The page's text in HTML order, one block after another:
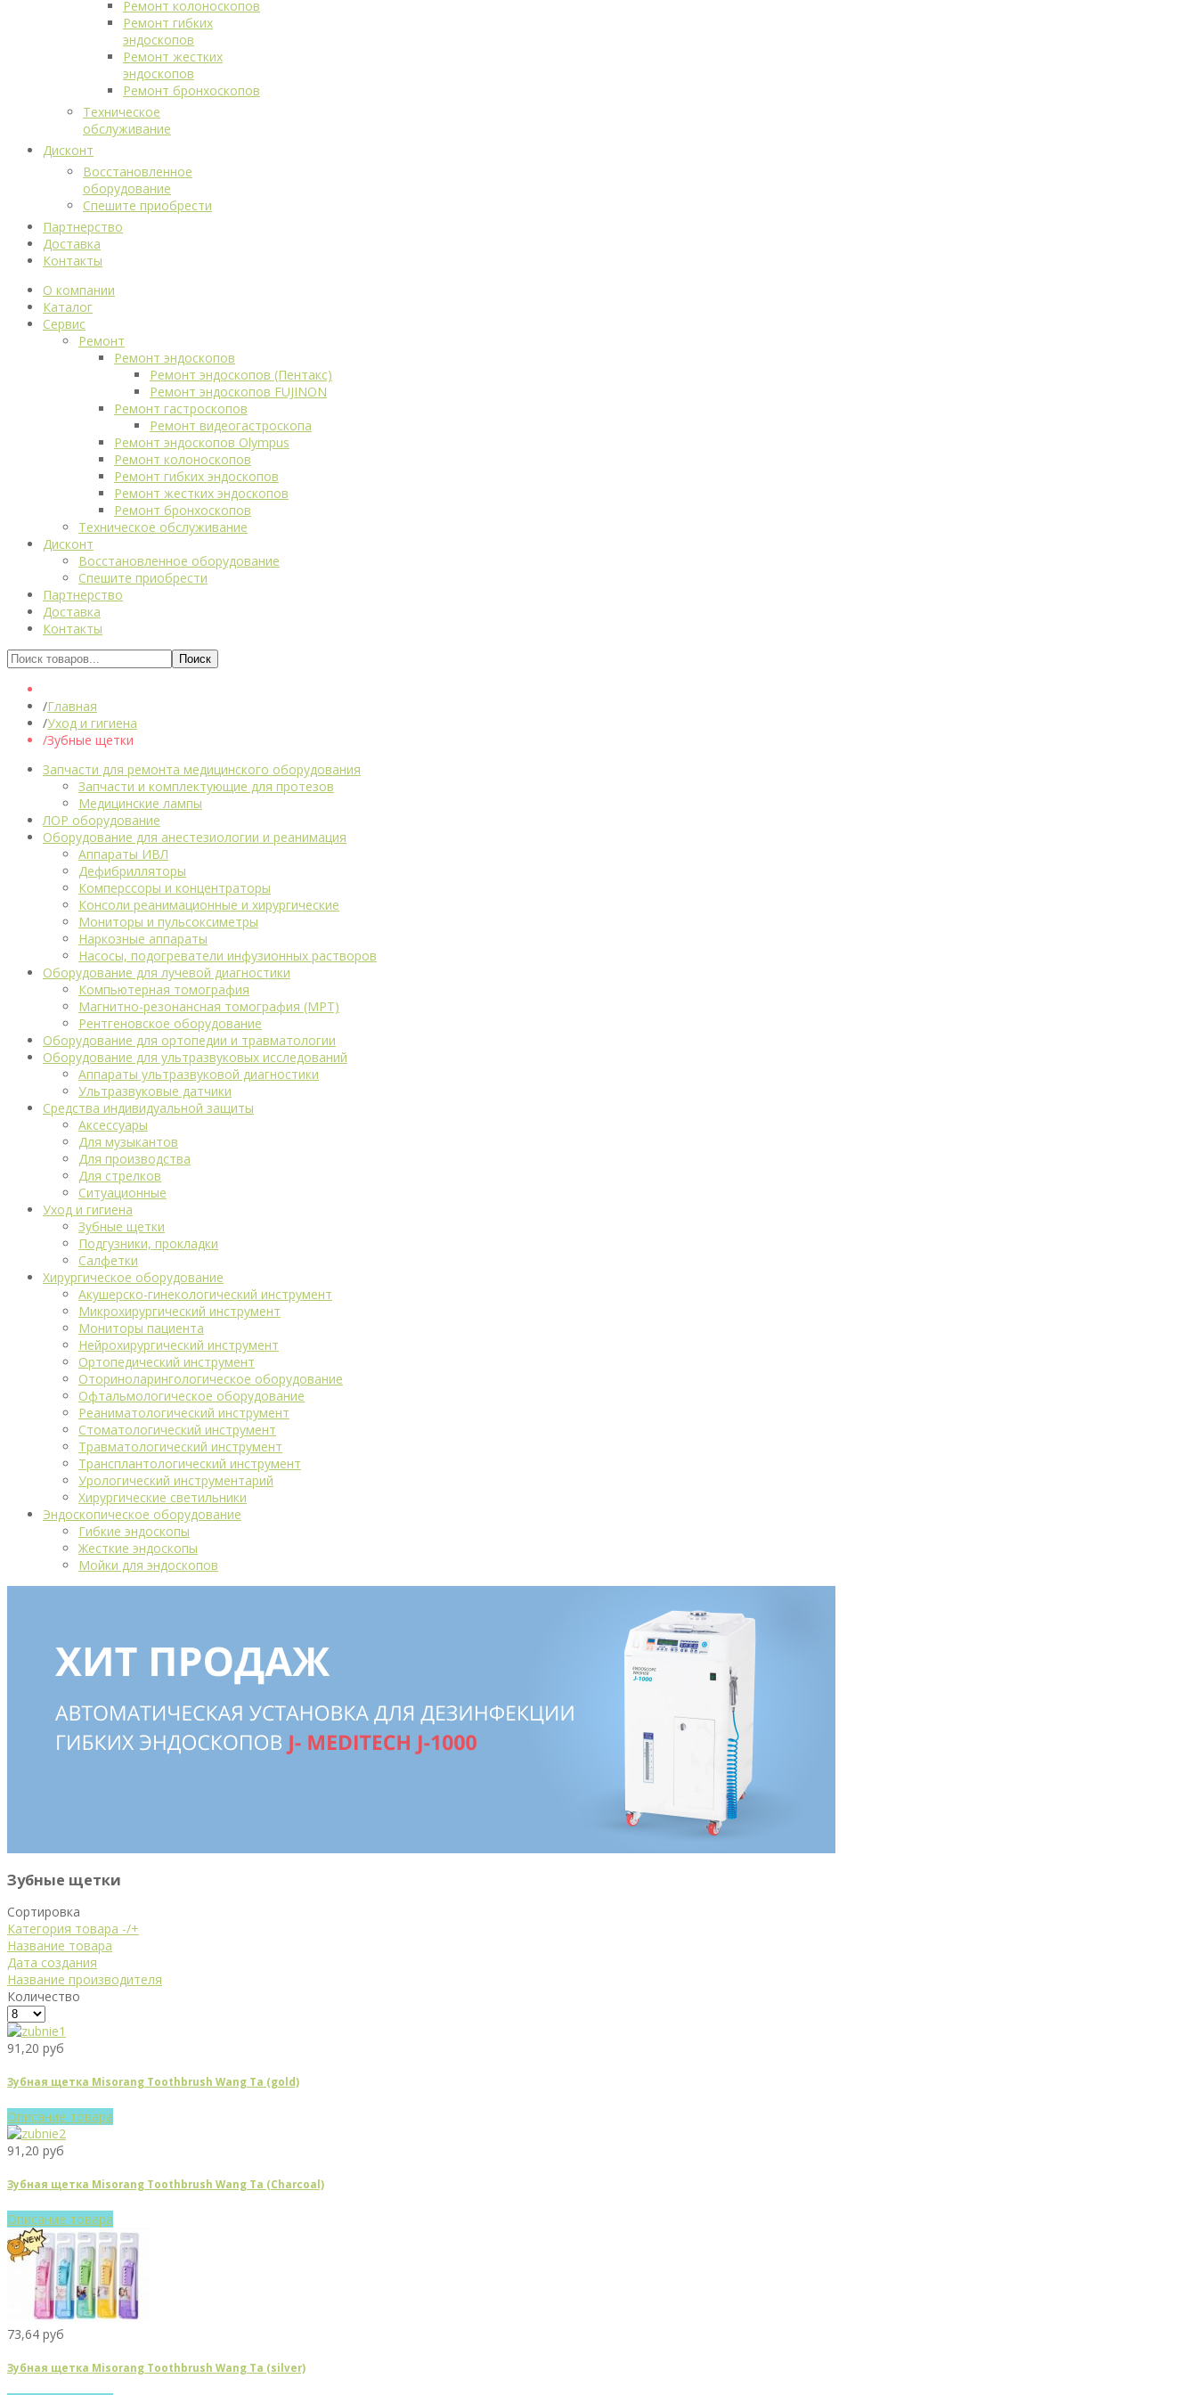
Ремонт колоноскопов
Ремонт гибких
эндоскопов
Ремонт жестких
эндоскопов
Ремонт бронхоскопов
Техническое
обслуживание
Дисконт
Восстановленное
оборудование
Спешите приобрести
Партнерство
Доставка
Контакты
О компании
Каталог
Сервис
Ремонт
Ремонт эндоскопов
Ремонт эндоскопов (Пентакс)
Ремонт эндоскопов FUJINON
Ремонт гастроскопов
Ремонт видеогастроскопа
Ремонт эндоскопов Olympus
Ремонт колоноскопов
Ремонт гибких эндоскопов
Ремонт жестких эндоскопов
Ремонт бронхоскопов
Техническое обслуживание
Дисконт
Восстановленное оборудование
Спешите приобрести
Партнерство
Доставка
Контакты
Главная
Уход и гигиена
Зубные щетки
Запчасти для ремонта медицинского оборудования
Запчасти и комплектующие для протезов
Медицинские лампы
ЛОР оборудование
Оборудование для анестезиологии и реанимация
Аппараты ИВЛ
Дефибрилляторы
Комперссоры и концентраторы
Консоли реанимационные и хирургические
Мониторы и пульсоксиметры
Наркозные аппараты
Насосы, подогреватели инфузионных растворов
Оборудование для лучевой диагностики
Компьютерная томография
Магнитно-резонансная томография (МРТ)
Рентгеновское оборудование
Оборудование для ортопедии и травматологии
Оборудование для ультразвуковых исследований
Аппараты ультразвуковой диагностики
Ультразвуковые датчики
Средства индивидуальной защиты
Аксессуары
Для музыкантов
Для производства
Для стрелков
Ситуационные
Уход и гигиена
Зубные щетки
Подгузники, прокладки
Салфетки
Хирургическое оборудование
Акушерско-гинекологический инструмент
Микрохирургический инструмент
Мониторы пациента
Нейрохирургический инструмент
Ортопедический инструмент
Оториноларингологическое оборудование
Офтальмологическое оборудование
Реаниматологический инструмент
Стоматологический инструмент
Травматологический инструмент
Трансплантологический инструмент
Урологический инструментарий
Хирургические светильники
Эндоскопическое оборудование
Гибкие эндоскопы
Жесткие эндоскопы
Мойки для эндоскопов
Зубные щетки
Сортировка
Категория товара -/+
Название товара
Дата создания
Название производителя
Количество
91,20 руб
Зубная щетка Misorang Toothbrush Wang Ta (gold)
Описание товара
91,20 руб
Зубная щетка Misorang Toothbrush Wang Ta (Charcoal)
Описание товара
73,64 руб
Зубная щетка Misorang Toothbrush Wang Ta (silver)